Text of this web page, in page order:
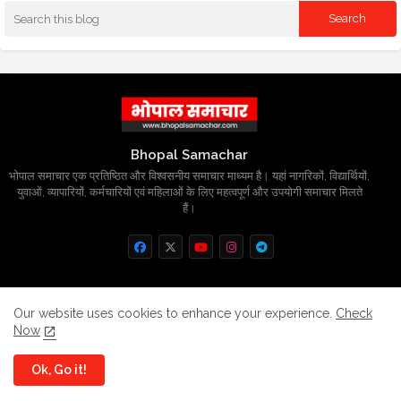
Bhopal Samachar
भोपाल समाचार एक प्रतिष्ठित और विश्वसनीय समाचार माध्यम है। यहां नागरिकों, विद्यार्थियों,
युवाओं, व्यापारियों, कर्मचारियों एवं महिलाओं के लिए महत्वपूर्ण और उपयोगी समाचार मिलते
हैं।
All Right Reserved Copyright
Home About Contact us
Privacy Policy
Our website uses cookies to enhance your experience. Check
Now
Ok, Go it!